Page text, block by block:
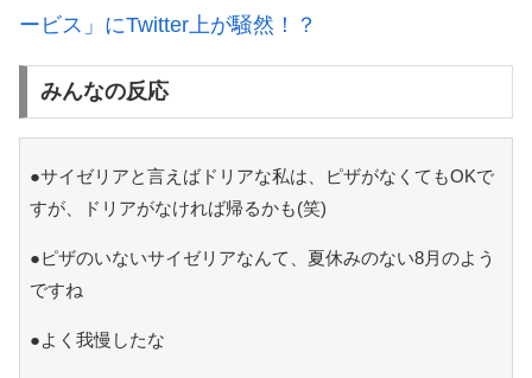
ービス」にTwitter上が騒然！？
みんなの反応
●サイゼリアと言えばドリアな私は、ピザがなくてもOKで
すが、ドリアがなければ帰るかも(笑)
●ピザのいないサイゼリアなんて、夏休みのない8月のよう
ですね
●よく我慢したな